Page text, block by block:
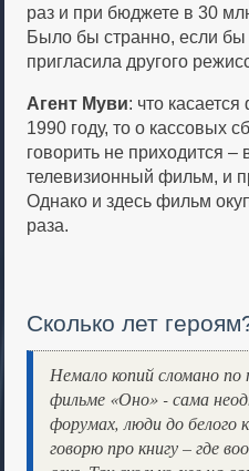
раз и при бюджете в 30
Было бы странно, если
пригласила другого
Агент Муви: что
1990 году, то о кассовых
говорить не приходится –
телевизионный фильм, и
Однако и здесь фильм
раза.
Сколько лет
Немало копий сломано по
фильме «Оно» - сама
форумах, люди до белого
говорю про книгу – где